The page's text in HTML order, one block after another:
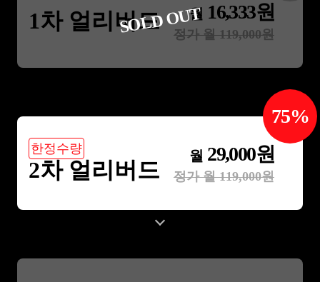
1차 얼리버드 월 16,333원
정가 월119,000원
SOLD OUT
한정수량
2차 얼리버드
월 29,000원
정가 월119,000원
75%